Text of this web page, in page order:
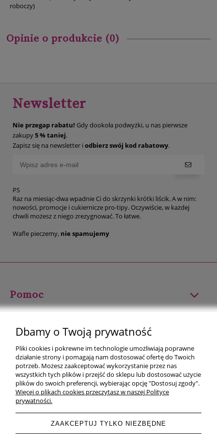
roboczy)
Opinie o produkcie (0)
Newsletter
Nie przegap rabatu! Gdy dookoła podwyżki, u nas pierwsze
zakupy5 % taniej.
Zapisz się na newsletter i odbierz swój kod rabatowy.
PS
Raz na miesiąc-dwa wpadnie Ci do skrzynki krótki liścik. A w nim:
nowości, promocje i cukiernicze pro-tipy. Oczywiście, w każdej
chwili możesz z niego zrezygnować. To łatwe.
Wafle pieczemy, nie spamujemy
Pomoc
Płatności i dostawa
Informacje
O nas
Dbamy o Twoją prywatność
Pliki cookies i pokrewne im technologie umożliwiają poprawne
działanie strony i pomagają nam dostosować ofertę do Twoich
potrzeb. Możesz zaakceptować wykorzystanie przez nas
wszystkich tych plików i przejść do sklepu lub dostosować użycie
plików do swoich preferencji, wybierając opcję "Dostosuj zgody".
Więcej o plikach cookies przeczytasz w naszej Polityce
prywatności.
ZAAKCEPTUJ TYLKO NIEZBĘDNE